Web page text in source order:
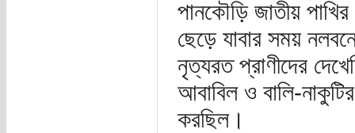
পানকৌড়ি জাতীয়
ছেড়ে যাবার সময়
নৃত্যরত প্রাণীদের
আবাবিল ও বালি-
করছিল।